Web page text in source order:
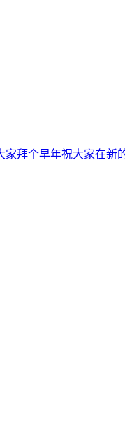
个早年祝大家在新